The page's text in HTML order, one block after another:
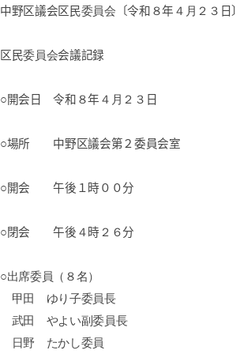
中野区議会区民委員会 〔令和 ８年 ４月２３ 日〕
区民委員会会議記録
○開会日 令和 ８年 ４月２３ 日
○場所 中野区議会第２委員会室
○開会 午後１時００分
○閉会 午後 ４ 時 ２６分
○出席委員（８名）
甲田 ゆり子委員長
武田 やよい副委員長
日野 たかし委員